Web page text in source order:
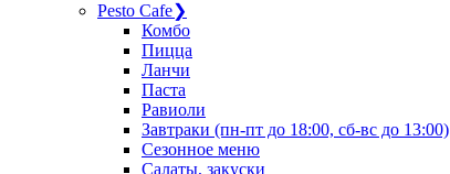
Pesto Cafe❯
Комбо
Пицца
Ланчи
Паста
Равиоли
Завтраки (пн-пт до 18:00, сб-вс до 13:00)
Сезонное меню
Салаты, закуски